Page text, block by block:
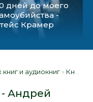
дней до моего
-
Крамер
и аудиокниг » Книги
- Андрей